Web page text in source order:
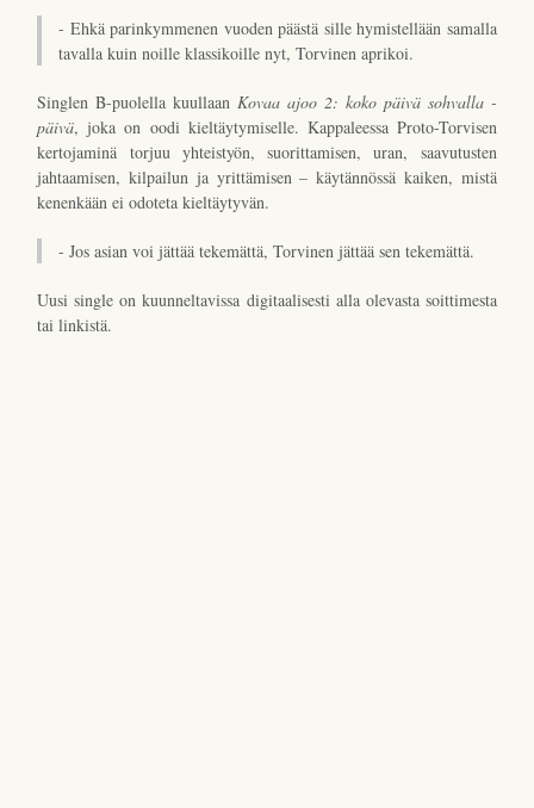
- Ehkä parinkymmenen vuoden päästä sille hymistellään samalla
tavalla kuin noille klassikoille nyt, Torvinen aprikoi.
Singlen B-puolella kuullaan Kovaa ajoo 2: koko päivä sohvalla -
päivä, joka on oodi kieltäytymiselle. Kappaleessa Proto-Torvisen
kertojaminä torjuu yhteistyön, suorittamisen, uran, saavutusten
jahtaamisen, kilpailun ja yrittämisen – käytännössä kaiken, mistä
kenenkään ei odoteta kieltäytyvän.
- Jos asian voi jättää tekemättä, Torvinen jättää sen tekemättä.
Uusi single on kuunneltavissa digitaalisesti alla olevasta soittimesta
tai linkistä.